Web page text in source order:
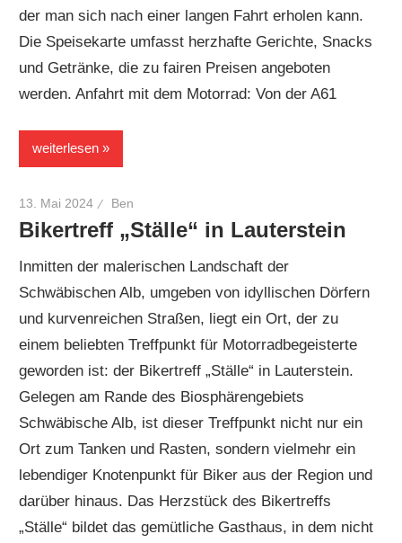
der man sich nach einer langen Fahrt erholen kann.
Die Speisekarte umfasst herzhafte Gerichte, Snacks
und Getränke, die zu fairen Preisen angeboten
werden. Anfahrt mit dem Motorrad: Von der A61
weiterlesen
13. Mai 2024 Ben
Bikertreff „Ställe“ in Lauterstein
Inmitten der malerischen Landschaft der
Schwäbischen Alb, umgeben von idyllischen Dörfern
und kurvenreichen Straßen, liegt ein Ort, der zu
einem beliebten Treffpunkt für Motorradbegeisterte
geworden ist: der Bikertreff „Ställe“ in Lauterstein.
Gelegen am Rande des Biosphärengebiets
Schwäbische Alb, ist dieser Treffpunkt nicht nur ein
Ort zum Tanken und Rasten, sondern vielmehr ein
lebendiger Knotenpunkt für Biker aus der Region und
darüber hinaus. Das Herzstück des Bikertreffs
„Ställe“ bildet das gemütliche Gasthaus, in dem nicht